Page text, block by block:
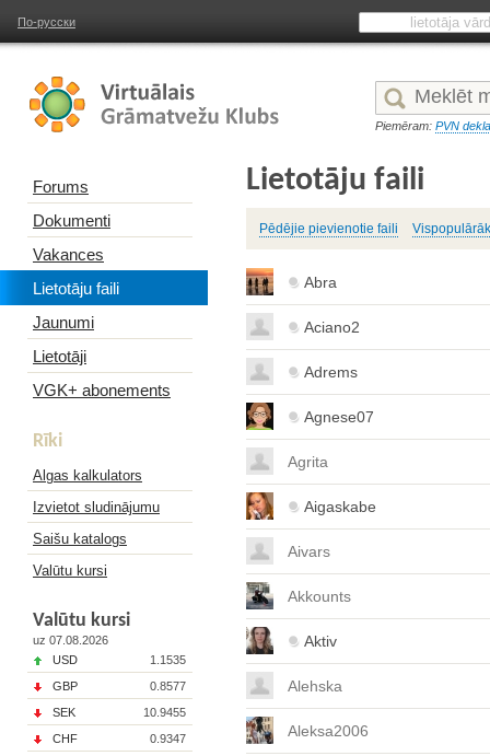
По-русски
Piemēram: PVN
Forums
Dokumenti
Vakances
Lietotāju faili
Jaunumi
Lietotāji
VGK+ abonements
Rīki
Algas kalkulators
Izvietot sludinājumu
Saišu katalogs
Valūtu kursi
Valūtu kursi
uz 07.08.2026
USD
1.1535
GBP
0.8577
SEK
10.9455
CHF
0.9347
Lietotāju faili
Pēdējie pievienotie faili
Abra
Aciano2
Adrems
Agnese07
Agrita
Aigaskabe
Aivars
Akkounts
Aktiv
Alehska
Aleksa2006